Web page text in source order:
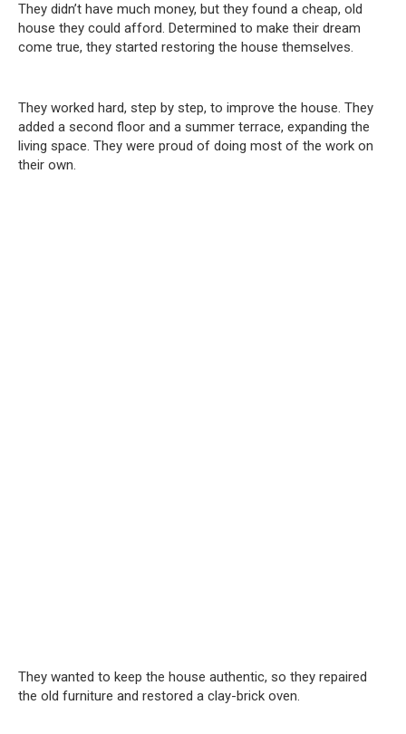
They didn’t have much money, but they found a cheap, old
house they could afford. Determined to make their dream
come true, they started restoring the house themselves.
They worked hard, step by step, to improve the house. They
added a second floor and a summer terrace, expanding the
living space. They were proud of doing most of the work on
their own.
They wanted to keep the house authentic, so they repaired
the old furniture and restored a clay-brick oven.